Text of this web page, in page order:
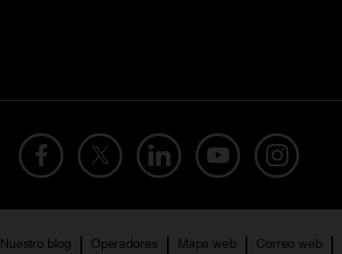
Nuestro blog Operadores Mapa web Correo web